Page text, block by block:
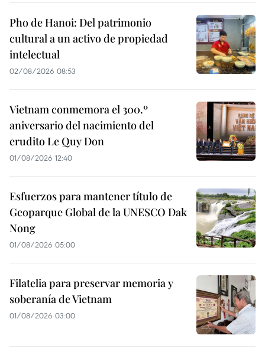
Pho de Hanoi: Del patrimonio
cultural a un activo de propiedad
intelectual
02/08/2026 08:53
Vietnam conmemora el 300.º
aniversario del nacimiento del
erudito Le Quy Don
01/08/2026 12:40
Esfuerzos para mantener título de
Geoparque Global de la UNESCO Dak
Nong
01/08/2026 05:00
Filatelia para preservar memoria y
soberanía de Vietnam
01/08/2026 03:00